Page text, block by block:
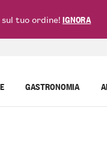
GASTRONOMIA
tuo ordine!IGNORA